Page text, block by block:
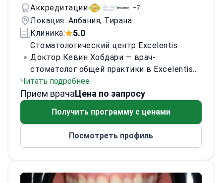
Аккредитации
+7
Локация: Албания, Тирана
Клиника:
5.0
Стоматологический центр Excelentis
Доктор Кевин Хобдари — врач-
стоматолог общей практики в Excelentis
Dental Center. Он оказывает
профилактическую, реставрационную и
точностью и вниманием к пациенту.
спокойная манера общения. Он четко
полости рта и укрепить уверенность в
Читать подробнее
Прием врачаЦена по запросу
Получить программу с ценами
Посмотреть профиль